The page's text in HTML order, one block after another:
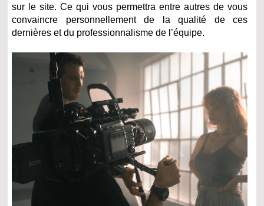
sur le site. Ce qui vous permettra entre autres de vous
convaincre personnellement de la qualité de ces
dernières et du professionnalisme de l’équipe.